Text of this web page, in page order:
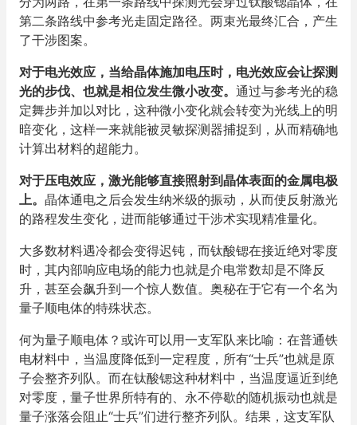
第二条路线中参考光走固定路径。两束光最终汇合，产生
了干涉图案。
对于电光效应，当给晶体施加电压时，电光效应会让探测
光的步伐、也就是相位发生微小改变。 通过与参考光的稳
定舞步并加以对比，这种微小变化就会转变为光线上的明
暗变化，这样一来就能被灵敏探测器捕捉到，从而精确地
计算出材料的超能力。
对于压电效应，激光能够直接照射到晶体表面的金属电极
上。 晶体通电之后会发生纳米级的振动，从而使反射激光
的路程发生变化，进而能够通过干涉术实现精准量化。
大多数材料遇冷都会变得迟钝，而钛酸锶在接近绝对零度
时，其内部响应电场的能力也就是介电常数却是不降反
升，甚至会飙升到一个惊人数值。奥秘在于它有一个名为
量子顺电体的特殊状态。
何为量子顺电体？或许可以用一支军队来比喻：在普通铁
电材料中，当温度降低到一定程度，所有“士兵”也就是原
子会整齐列队。而在钛酸锶这种材料中，当温度逼近到绝
对零度，量子世界所特有的、永不停歇的随机振动也就是
量子涨落会阻止“士兵”们进行整齐列队。结果，这支军队